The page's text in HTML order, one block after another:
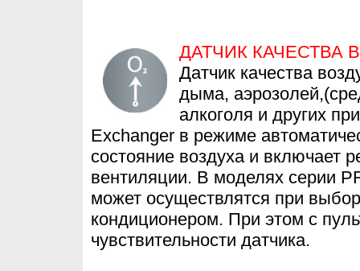
ДАТЧИК КАЧЕСТВА
Датчик качества
дыма,
алкоголя и других
Exchanger в режиме
состояние воздуха и включает
вентиляции. В моделях серии
может осуществлятся при
кондиционером. При этом с
чувствительности датчика.